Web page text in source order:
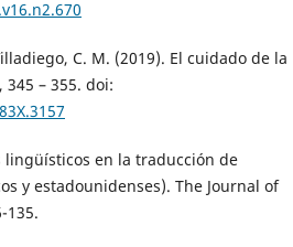
C. M. (2019). El cuidado de la
– 355. doi:
lingüísticos en la traducción de
y estadounidenses). The Journal of
135.